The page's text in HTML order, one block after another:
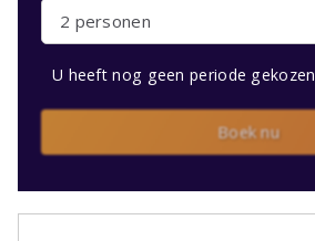
2 personen
U heeft nog geen periode gekozen
Boek nu